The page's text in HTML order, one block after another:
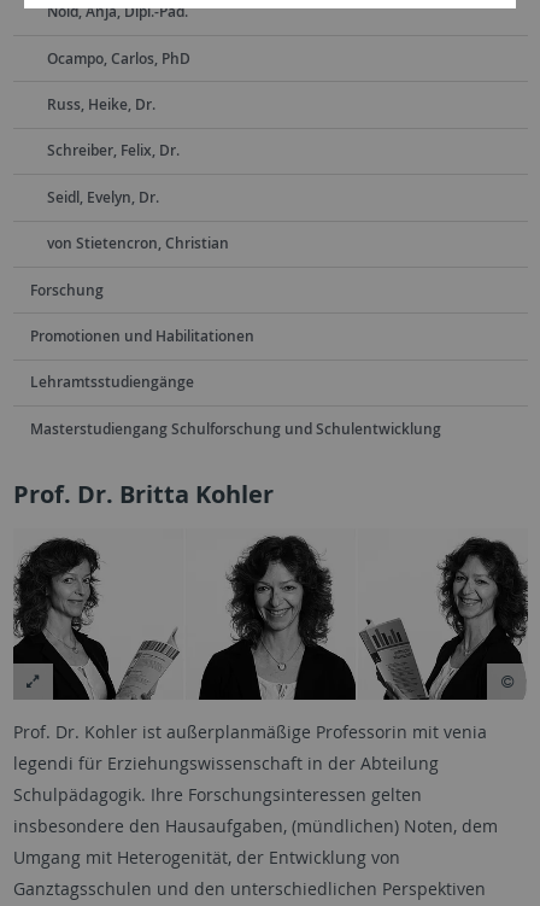
Nold, Anja, Dipl.-Päd.
Ocampo, Carlos, PhD
Russ, Heike, Dr.
Schreiber, Felix, Dr.
Seidl, Evelyn, Dr.
von Stietencron, Christian
Forschung
Promotionen und Habilitationen
Lehramtsstudiengänge
Masterstudiengang Schulforschung und Schulentwicklung
Prof. Dr. Britta Kohler
Prof. Dr. Kohler ist außerplanmäßige Professorin mit venia
legendi für Erziehungswissenschaft in der Abteilung
Schulpädagogik. Ihre Forschungsinteressen gelten
insbesondere den Hausaufgaben, (mündlichen) Noten, dem
Umgang mit Heterogenität, der Entwicklung von
Ganztagsschulen und den unterschiedlichen Perspektiven